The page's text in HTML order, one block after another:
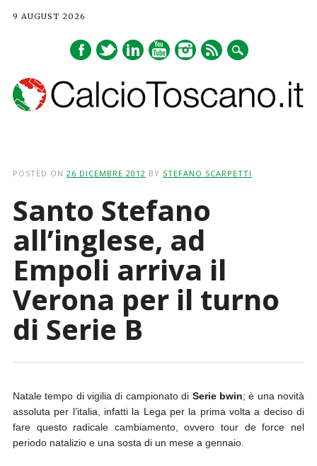
9 AUGUST 2026
POSTED ON 26 DICEMBRE 2012 BY STEFANO SCARPETTI
Santo Stefano
all’inglese, ad
Empoli arriva il
Verona per il turno
di Serie B
Natale tempo di vigilia di campionato di Serie bwin; è una novità
assoluta per l’italia, infatti la Lega per la prima volta a deciso di
fare questo radicale cambiamento, ovvero tour de force nel
periodo natalizio e una sosta di un mese a gennaio.